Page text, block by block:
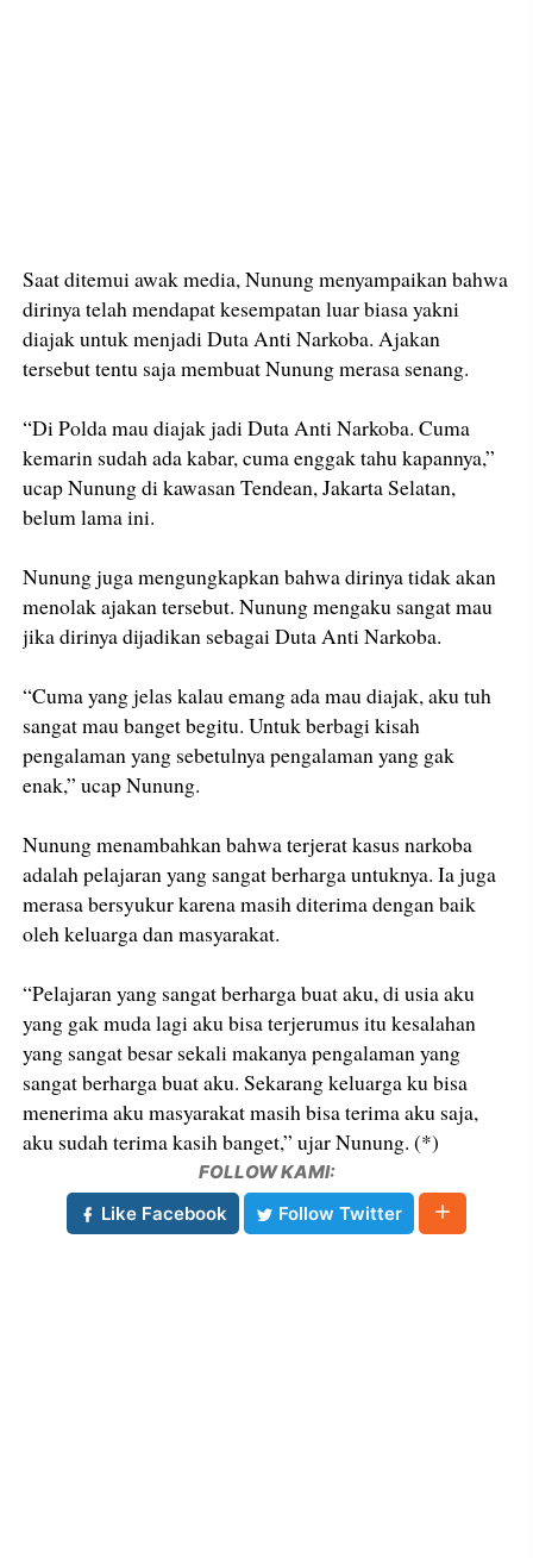
Saat ditemui awak media, Nunung menyampaikan bahwa
dirinya telah mendapat kesempatan luar biasa yakni
diajak untuk menjadi Duta Anti Narkoba. Ajakan
tersebut tentu saja membuat Nunung merasa senang.
“Di Polda mau diajak jadi Duta Anti Narkoba. Cuma
kemarin sudah ada kabar, cuma enggak tahu kapannya,”
ucap Nunung di kawasan Tendean, Jakarta Selatan,
belum lama ini.
Nunung juga mengungkapkan bahwa dirinya tidak akan
menolak ajakan tersebut. Nunung mengaku sangat mau
jika dirinya dijadikan sebagai Duta Anti Narkoba.
“Cuma yang jelas kalau emang ada mau diajak, aku tuh
sangat mau banget begitu. Untuk berbagi kisah
pengalaman yang sebetulnya pengalaman yang gak
enak,” ucap Nunung.
Nunung menambahkan bahwa terjerat kasus narkoba
adalah pelajaran yang sangat berharga untuknya. Ia juga
merasa bersyukur karena masih diterima dengan baik
oleh keluarga dan masyarakat.
“Pelajaran yang sangat berharga buat aku, di usia aku
yang gak muda lagi aku bisa terjerumus itu kesalahan
yang sangat besar sekali makanya pengalaman yang
sangat berharga buat aku. Sekarang keluarga ku bisa
menerima aku masyarakat masih bisa terima aku saja,
aku sudah terima kasih banget,” ujar Nunung. (*)
FOLLOW KAMI:
Like Facebook
Follow Twitter